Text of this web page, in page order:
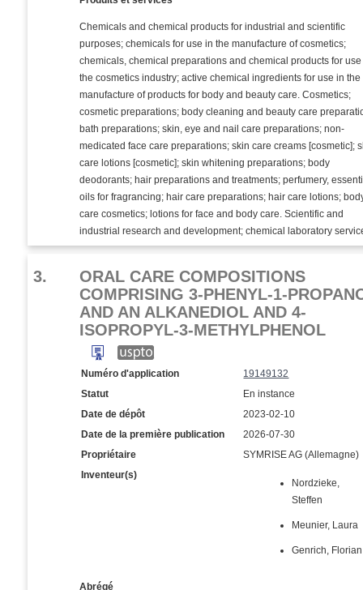
Chemicals and chemical products for industrial and scientific
purposes; chemicals for use in the manufacture of cosmetics;
chemicals, chemical preparations and chemical products for
the cosmetics industry; active chemical ingredients for use in the
manufacture of products for body and beauty care. Cosmetics;
cosmetic preparations; body cleaning and beauty care
bath preparations; skin, eye and nail care preparations; non-
medicated face care preparations; skin care creams [cosmetic];
care lotions [cosmetic]; skin whitening preparations; body
deodorants; hair preparations and treatments; perfumery,
oils for fragrancing; hair care preparations; hair care lotions;
care cosmetics; lotions for face and body care. Scientific and
industrial research and development; chemical laboratory
3.
ORAL CARE COMPOSITIONS
COMPRISING 3-PHENYL-1-
AND AN ALKANEDIOL AND 4-
ISOPROPYL-3-METHYLPHENOL
Numéro d'application
19149132
Statut
En instance
Date de dépôt
2023-02-10
Date de la première publication
2026-07-30
Propriétaire
SYMRISE AG (Allemagne)
Inventeur(s)
Nordzieke,
Steffen
Meunier, Laura
Genrich, Florian
Abrégé